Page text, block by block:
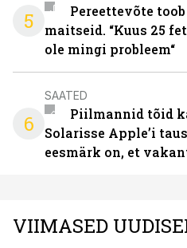
5
Pereettevõte
maitseid. “Kuus 25
ole mingi probleem“
6
SAATED
Piilmannid tõid
Solarisse Apple’i
eesmärk on, et
VIIMASED